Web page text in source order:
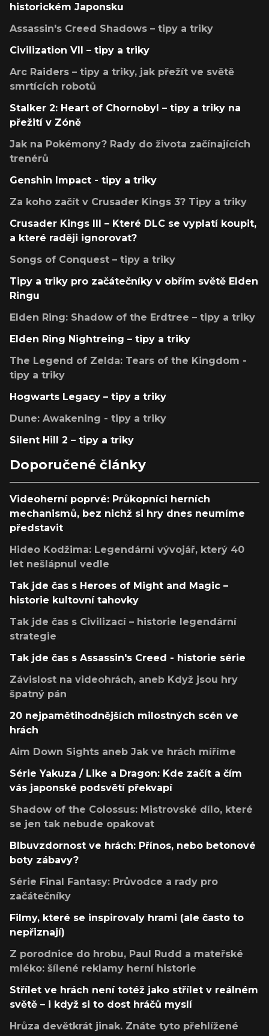
historickém Japonsku
Assassin's Creed Shadows – tipy a triky
Civilization VII – tipy a triky
Arc Raiders – tipy a triky, jak přežít ve světě
smrtících robotů
Stalker 2: Heart of Chornobyl – tipy a triky na
přežití v Zóně
Jak na Pokémony? Rady do života začínajících
trenérů
Genshin Impact - tipy a triky
Za koho začít v Crusader Kings 3? Tipy a triky
Crusader Kings III – Které DLC se vyplatí koupit,
a které raději ignorovat?
Songs of Conquest – tipy a triky
Tipy a triky pro začátečníky v obřím světě Elden
Ringu
Elden Ring: Shadow of the Erdtree – tipy a triky
Elden Ring Nightreing – tipy a triky
The Legend of Zelda: Tears of the Kingdom -
tipy a triky
Hogwarts Legacy – tipy a triky
Dune: Awakening - tipy a triky
Silent Hill 2 – tipy a triky
Doporučené články
Videoherní poprvé: Průkopníci herních
mechanismů, bez nichž si hry dnes neumíme
představit
Hideo Kodžima: Legendární vývojář, který 40
let nešlápnul vedle
Tak jde čas s Heroes of Might and Magic –
historie kultovní tahovky
Tak jde čas s Civilizací – historie legendární
strategie
Tak jde čas s Assassin's Creed - historie série
Závislost na videohrách, aneb Když jsou hry
špatný pán
20 nejpamětihodnějších milostných scén ve
hrách
Aim Down Sights aneb Jak ve hrách míříme
Série Yakuza / Like a Dragon: Kde začít a čím
vás japonské podsvětí překvapí
Shadow of the Colossus: Mistrovské dílo, které
se jen tak nebude opakovat
Blbuvzdornost ve hrách: Přínos, nebo betonové
boty zábavy?
Série Final Fantasy: Průvodce a rady pro
začátečníky
Filmy, které se inspirovaly hrami (ale často to
nepřiznají)
Z porodnice do hrobu, Paul Rudd a mateřské
mléko: šílené reklamy herní historie
Střílet ve hrách není totéž jako střílet v reálném
světě – i když si to dost hráčů myslí
Hrůza devětkrát jinak. Znáte tyto přehlížené